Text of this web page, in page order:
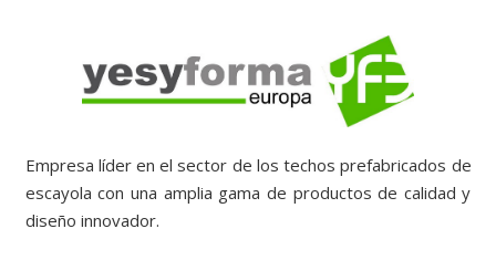
Empresa líder en el sector de los techos prefabricados de
escayola con una amplia gama de productos de calidad y
diseño innovador.